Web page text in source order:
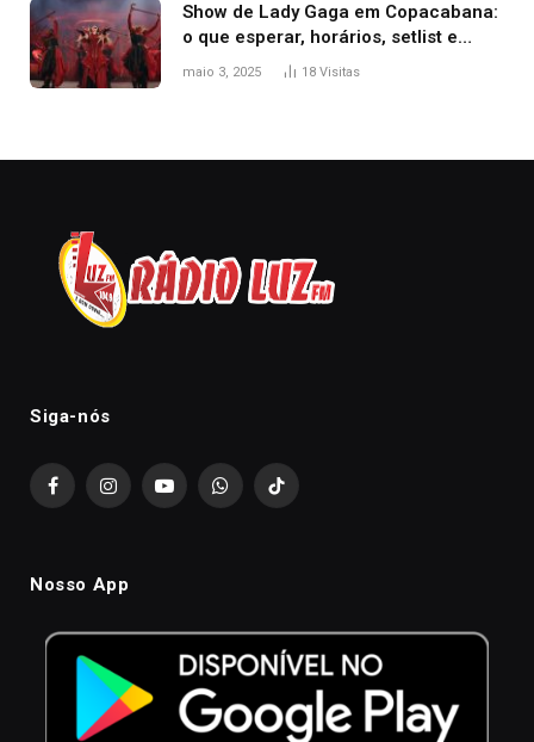
Show de Lady Gaga em Copacabana:
o que esperar, horários, setlist e
onde assistir
maio 3, 2025 18 Visitas
Siga-nós
FacebookInstagramYouTubeWhatsAppTikTok
Nosso App